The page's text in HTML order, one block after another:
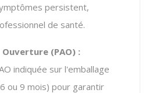
persistent,
de santé.
(PAO) :
indiquée sur l'emballage
ou 9 mois) pour garantir